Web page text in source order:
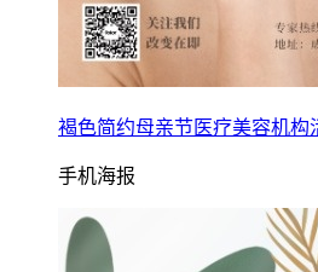
褐色简约母亲节医疗美容机构
手机海报